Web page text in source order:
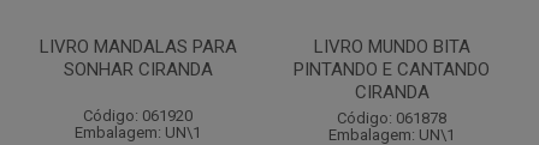
LIVRO MANDALAS PARA
SONHAR CIRANDA
Código: 061920
Embalagem: UN\1
LIVRO MUNDO BITA
PINTANDO E CANTANDO
CIRANDA
Código: 061878
Embalagem: UN\1